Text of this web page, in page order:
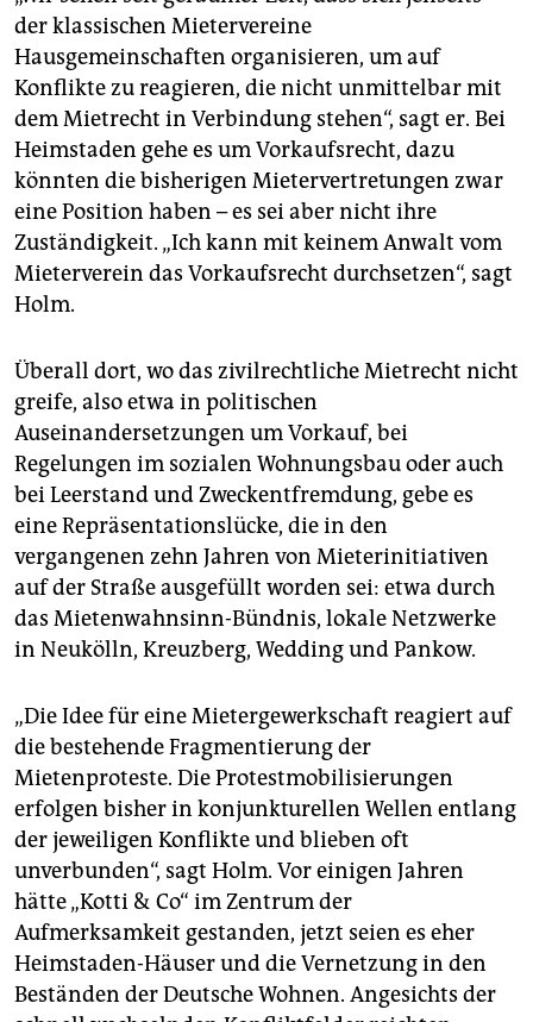
der klassischen Mietervereine
Hausgemeinschaften organisieren, um auf
Konflikte zu reagieren, die nicht unmittelbar mit
dem Mietrecht in Verbindung stehen“, sagt er. Bei
Heimstaden gehe es um Vorkaufsrecht, dazu
könnten die bisherigen Mietervertretungen zwar
eine Position haben – es sei aber nicht ihre
Zuständigkeit. „Ich kann mit keinem Anwalt vom
Mieterverein das Vorkaufsrecht durchsetzen“, sagt
Holm.
Überall dort, wo das zivilrechtliche Mietrecht nicht
greife, also etwa in politischen
Auseinandersetzungen um Vorkauf, bei
Regelungen im sozialen Wohnungsbau oder auch
bei Leerstand und Zweckentfremdung, gebe es
eine Repräsentationslücke, die in den
vergangenen zehn Jahren von Mieterinitiativen
auf der Straße ausgefüllt worden sei: etwa durch
das Mietenwahnsinn-Bündnis, lokale Netzwerke
in Neukölln, Kreuzberg, Wedding und Pankow.
„Die Idee für eine Mietergewerkschaft reagiert auf
die bestehende Fragmentierung der
Mietenproteste. Die Protestmobilisierungen
erfolgen bisher in konjunkturellen Wellen entlang
der jeweiligen Konflikte und blieben oft
unverbunden“, sagt Holm. Vor einigen Jahren
hätte „Kotti & Co“ im Zentrum der
Aufmerksamkeit gestanden, jetzt seien es eher
Heimstaden-Häuser und die Vernetzung in den
Beständen der Deutsche Wohnen. Angesichts der